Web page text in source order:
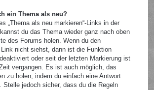
ein Thema als neu?
„Thema als neu markieren“-Links in der
du das Thema wieder ganz nach oben
des Forums holen. Wenn du den
nicht siehst, dann ist die Funktion
oder seit der letzten Markierung ist
vergangen. Es ist auch möglich, das
zu holen, indem du einfach eine Antwort
Stelle jedoch sicher, dass du die Regeln